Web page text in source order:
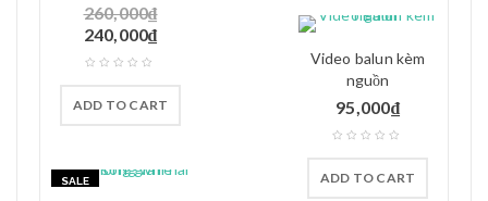
260,000₫
240,000₫
ADD TO CART
SALE
Video balun kèm
nguồn
95,000₫
ADD TO CART